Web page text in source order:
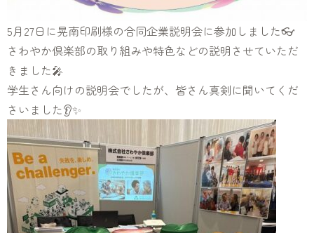
5月27日に晃南印刷様の合同企業説明会に参加しました👓
さわやか倶楽部の取り組みや特色などの説明させていただ
きました🎤
学生さん向けの説明会でしたが、皆さん真剣に聞いてくだ
さいました👂✨